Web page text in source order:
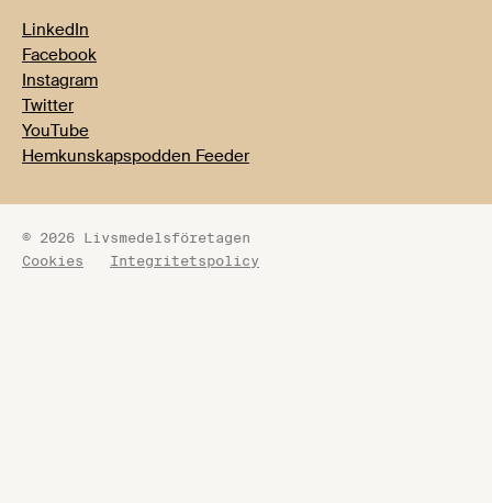
LinkedIn
Facebook
Instagram
Twitter
YouTube
Hemkunskapspodden Feeder
© 2026 Livsmedelsföretagen
Cookies
Integritetspolicy